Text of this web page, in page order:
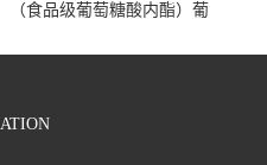
（食品级葡萄糖酸内酯）葡